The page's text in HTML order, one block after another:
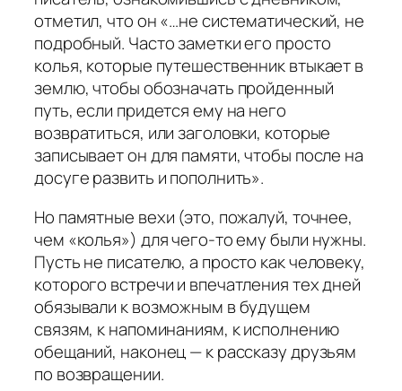
отметил, что он «…не систематический, не
подробный. Часто заметки его просто
колья, которые путешественник втыкает в
землю, чтобы обозначать пройденный
путь, если придется ему на него
возвратиться, или заголовки, которые
записывает он для памяти, чтобы после на
досуге развить и пополнить».
Но памятные вехи (это, пожалуй, точнее,
чем «колья») для чего-то ему были нужны.
Пусть не писателю, а просто как человеку,
которого встречи и впечатления тех дней
обязывали к возможным в будущем
связям, к напоминаниям, к исполнению
обещаний, наконец — к рассказу друзьям
по возвращении.